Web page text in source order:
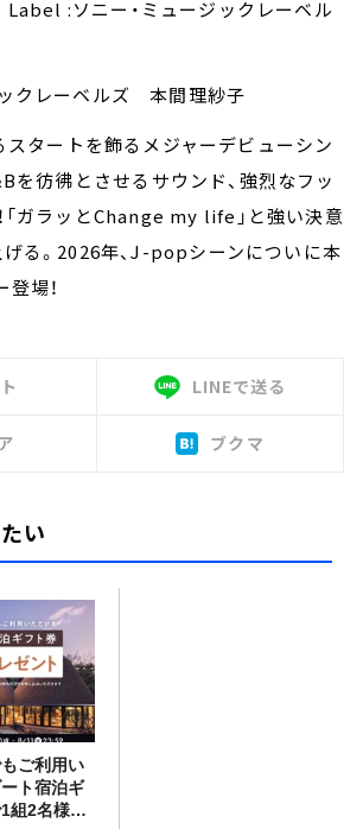
:ソニー・ミュージックレーベル
クレーベルズ 本間理紗子
タートを飾るメジャーデビューシン
を彷彿とさせるサウンド、強烈なフッ
「ガラッとChange my life」と強い決意
る。2026年、J-popシーンについに本
場！
LINEで送る
ブクマ
い
ご利用い
ト宿泊ギ
組2名様に